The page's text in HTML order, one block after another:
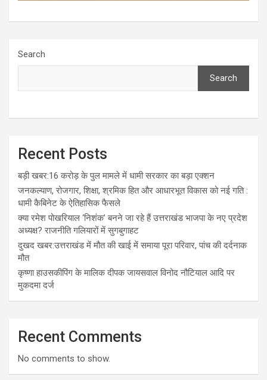
Search
Search
Recent Posts
बड़ी खबर:16 करोड़ के पुल मामले में धामी सरकार का बड़ा एक्शन
जनकल्याण, रोजगार, शिक्षा, श्रमिक हित और आधारभूत विकास को नई गति :
धामी कैबिनेट के ऐतिहासिक फैसले
क्या रमेश पोखरियाल ‘निशंक’ बनने जा रहे हैं उत्तराखंड भाजपा के नए प्रदेश
अध्यक्ष? राजनीति गलियारों में सुगबुगाहट
दुखद खबर:उत्तराखंड में मौत की खाई में समाया पूरा परिवार, पांच की दर्दनाक
मौत
कृष्णा हाउसकीपिंग के मालिक दीपक जायसवाल विनोद नौटियाल आदि पर
मुकदमा दर्ज
Recent Comments
No comments to show.